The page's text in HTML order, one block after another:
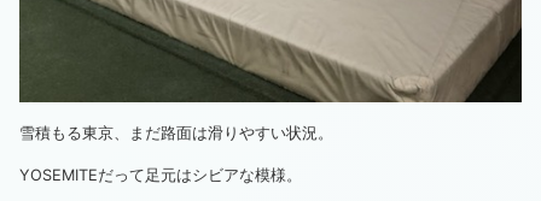
雪積もる東京、まだ路面は滑りやすい状況。
YOSEMITEだって足元はシビアな模様。